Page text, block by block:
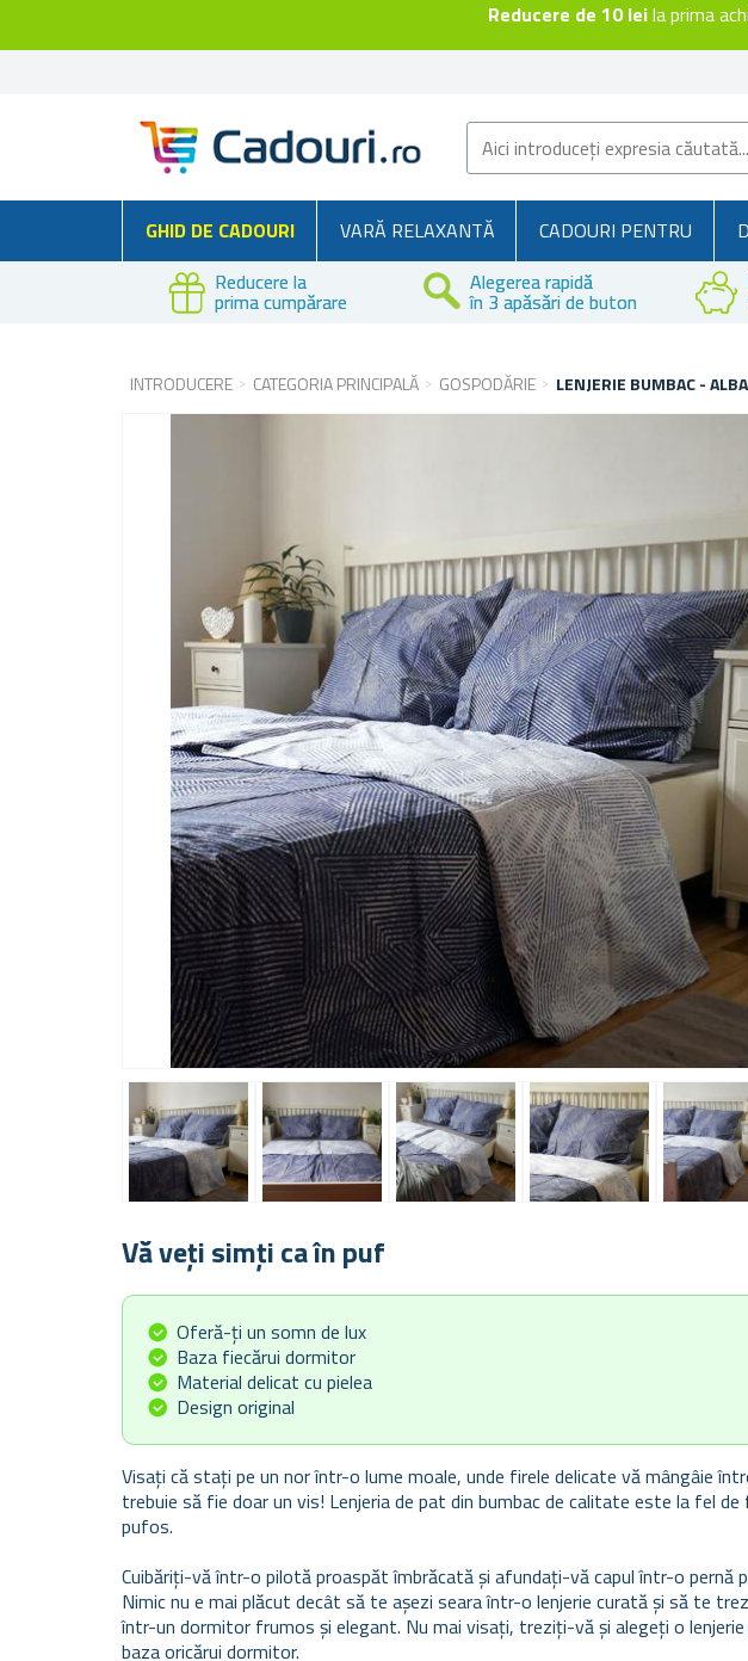
Reducere de 10 leila prima
GHID DE CADOURI VARĂ RELAXANTĂ CADOURI PENTRU
Reducere la
prima cumpărare
Alegerea rapidă
în 3 apăsări de buton
INTRODUCERE CATEGORIA PRINCIPALĂ GOSPODĂRIE LENJERIE BUMBAC -
Vă veți simți ca în puf
Oferă-ți un somn de lux
Baza fiecărui dormitor
Material delicat cu pielea
Design original
Visați că stați pe un nor într-o lume moale, unde firele delicate vă mângâie
trebuie să fie doar un vis! Lenjeria de pat din bumbac de calitate este la fel de
pufos.
Cuibăriți-vă într-o pilotă proaspăt îmbrăcată și afundați-vă capul într-o pernă
Nimic nu e mai plăcut decât să te așezi seara într-o lenjerie curată și să te
într-un dormitor frumos și elegant. Nu mai visați, treziți-vă și alegeți o
baza oricărui dormitor.